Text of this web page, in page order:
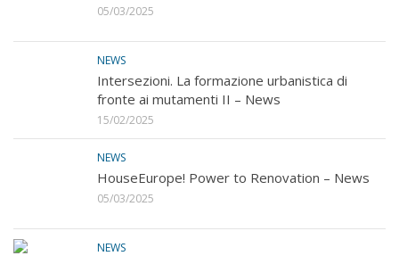
05/03/2025
NEWS
Intersezioni. La formazione urbanistica di
fronte ai mutamenti II – News
15/02/2025
NEWS
HouseEurope! Power to Renovation – News
05/03/2025
NEWS